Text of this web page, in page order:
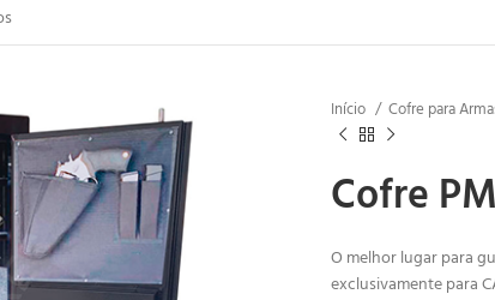
Início Cofre para
Cofre
O melhor lugar para
exclusivamente para